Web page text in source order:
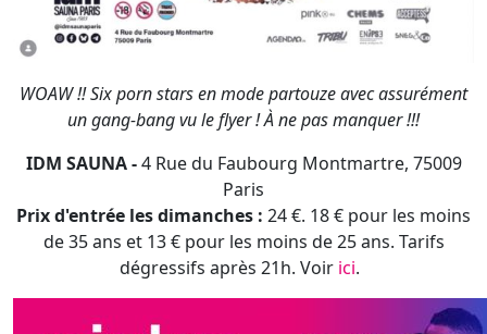
WOAW !! Six porn stars en mode partouze avec assurément
un gang-bang vu le flyer ! À ne pas manquer !!!
IDM SAUNA -4 Rue du Faubourg Montmartre, 75009
Paris
Prix d'entrée les dimanches : 24 €. 18 € pour les moins
de 35 ans et 13 € pour les moins de 25 ans. Tarifs
dégressifs après 21h. Voir ici.